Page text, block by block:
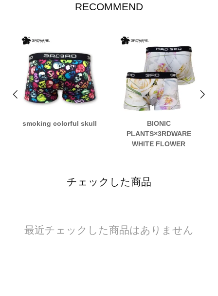
RECOMMEND
smoking colorful skull
BIONIC
PLANTS×3RDWARE
WHITE FLOWER
チェックした商品
最近チェックした商品はありません